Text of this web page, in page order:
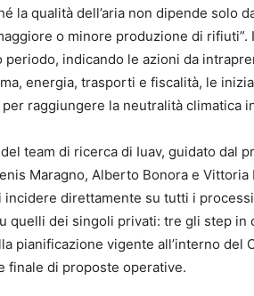
la qualità dell’aria non dipende solo
o minore produzione di rifiuti”.
indicando le azioni da
energia, trasporti e fiscalità, le
raggiungere la neutralità climatica
team di ricerca di Iuav, guidato dal
Maragno, Alberto Bonora e Vittoria
direttamente su tutti i
quelli dei singoli privati: tre gli step in
pianificazione vigente all’interno del
finale di proposte operative.